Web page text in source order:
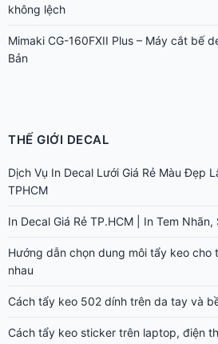
không lệch
Mimaki CG-160FXII Plus – Máy cắt bế
Bản
THẾ GIỚI DECAL
Dịch Vụ In Decal Lưới Giá Rẻ Màu Đẹp
TPHCM
In Decal Giá Rẻ TP.HCM | In Tem
Hướng dẫn chọn dung môi tẩy keo cho
nhau
Cách tẩy keo 502 dính trên da tay và
Cách tẩy keo sticker trên laptop, điện